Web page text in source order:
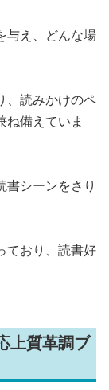
与え、どんな場
、読みかけのペ
ね備えていま
書シーンをさり
ており、読書好
上質革調ブ